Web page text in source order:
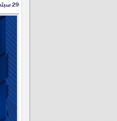
29 سبتمبر 2023